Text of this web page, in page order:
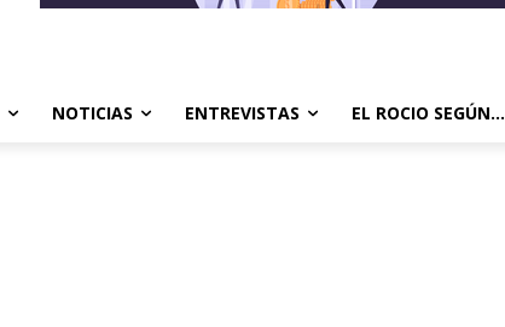
NOTICIAS ENTREVISTAS EL ROCIO SEGÚN…